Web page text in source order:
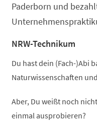
Paderborn und
NRW-Technikum
Du hast dein (Fach-)Abi
Naturwissenschaften
Aber, Du weißt noch
einmal ausprobieren?